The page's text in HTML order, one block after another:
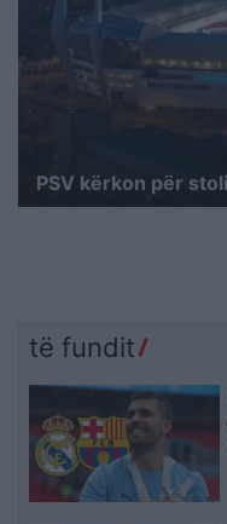
PSV kërkon për
të fundit